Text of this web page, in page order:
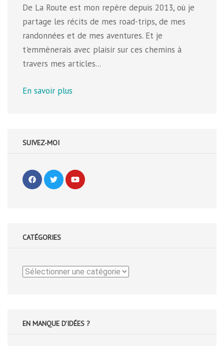
De La Route est mon repère depuis 2013, où je
partage les récits de mes road-trips, de mes
randonnées et de mes aventures. Et je
t'emmènerais avec plaisir sur ces chemins à
travers mes articles...
En savoir plus
SUIVEZ-MOI
CATÉGORIES
Catégories
EN MANQUE D'IDÉES ?